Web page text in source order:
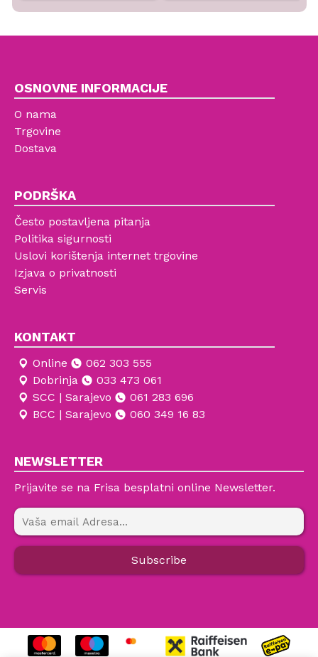
OSNOVNE INFORMACIJE
O nama
Trgovine
Dostava
PODRŠKA
Često postavljena pitanja
Politika sigurnosti
Uslovi korištenja internet trgovine
Izjava o privatnosti
Servis
KONTAKT
Online
062 303 555
Dobrinja
033 473 061
SCC | Sarajevo
061 283 696
BCC | Sarajevo
060 349 16 83
NEWSLETTER
Prijavite se na Frisa besplatni online Newsletter.